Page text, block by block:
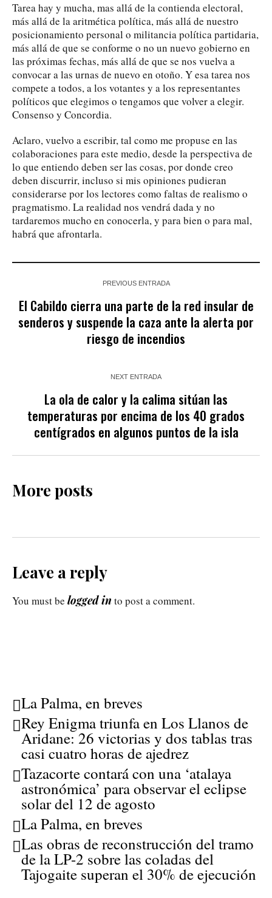
Tarea hay y mucha, mas allá de la contienda electoral,
más allá de la aritmética política, más allá de nuestro
posicionamiento personal o militancia política partidaria,
más allá de que se conforme o no un nuevo gobierno en
las próximas fechas, más allá de que se nos vuelva a
convocar a las urnas de nuevo en otoño. Y esa tarea nos
compete a todos, a los votantes y a los representantes
políticos que elegimos o tengamos que volver a elegir.
Consenso y Concordia.
Aclaro, vuelvo a escribir, tal como me propuse en las
colaboraciones para este medio, desde la perspectiva de
lo que entiendo deben ser las cosas, por donde creo
deben discurrir, incluso si mis opiniones pudieran
considerarse por los lectores como faltas de realismo o
pragmatismo. La realidad nos vendrá dada y no
tardaremos mucho en conocerla, y para bien o para mal,
habrá que afrontarla.
PREVIOUS ENTRADA
El Cabildo cierra una parte de la red insular de
senderos y suspende la caza ante la alerta por
riesgo de incendios
NEXT ENTRADA
La ola de calor y la calima sitúan las
temperaturas por encima de los 40 grados
centígrados en algunos puntos de la isla
More posts
Leave a reply
You must be logged in to post a comment.
La Palma, en breves
Rey Enigma triunfa en Los Llanos de
Aridane: 26 victorias y dos tablas tras
casi cuatro horas de ajedrez
Tazacorte contará con una ‘atalaya
astronómica’ para observar el eclipse
solar del 12 de agosto
La Palma, en breves
Las obras de reconstrucción del tramo
de la LP-2 sobre las coladas del
Tajogaite superan el 30% de ejecución